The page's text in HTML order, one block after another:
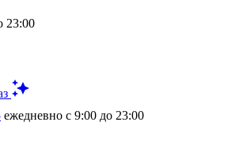
23:00
auto_awesome
ежедневно с 9:00 до 23:00